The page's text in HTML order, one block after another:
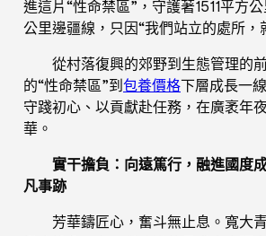
進這片“性命禁區”，守護著1511平方
公里邊疆線，只因“我們站立的處所，
從村落復興的郊野到生態管理的
的“性命禁區”到包養價格下層成長一
守踐初心、以貢獻赴任務，在廣袤年
華。
實干擔負：向遠篤行，融進國度
凡事跡
芳華鑄匠心，奮斗無止息。寬大